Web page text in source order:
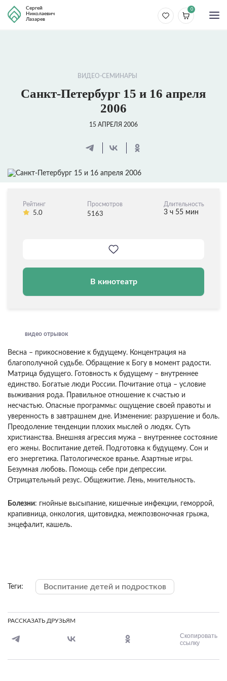
Сергей
Николаевич
Лазарев
0
ВИДЕО-СЕМИНАРЫ
Санкт-Петербург 15 и 16 апреля
2006
15 АПРЕЛЯ 2006
Рейтинг
5.0
Просмотров
5163
Длительность
3 ч 55 мин
В кинотеатр
видео отрывок
Весна – прикосновение к будущему. Концентрация на
благополучной судьбе. Обращение к Богу в момент радости.
Матрица будущего. Готовность к будущему – внутреннее
единство. Богатые люди России. Почитание отца – условие
выживания рода. Правильное отношение к счастью и
несчастью. Опасные программы: ощущение своей правоты и
уверенность в завтрашнем дне. Изменение: разрушение и боль.
Преодоление тенденции плохих мыслей о людях. Суть
христианства. Внешняя агрессия мужа – внутреннее состояние
его жены. Воспитание детей. Подготовка к будущему. Сон и
его энергетика. Патологическое вранье. Азартные игры.
Безумная любовь. Помощь себе при депрессии.
Отрицательный резус. Общежитие. Лень, мнительность.
Болезни: гнойные высыпание, кишечные инфекции, геморрой,
крапивница, онкология, щитовидка, межпозвоночная грыжа,
энцефалит, кашель.
Теги: Воспитание детей и подростков
РАССКАЗАТЬ ДРУЗЬЯМ
Скопировать
ссылку